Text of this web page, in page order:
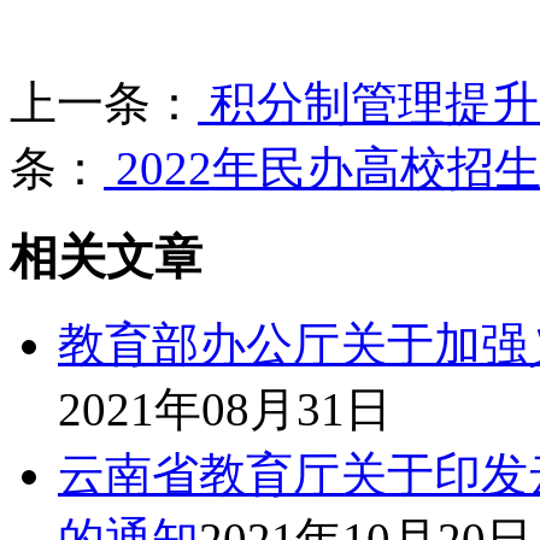
上一条：
积分制管理提
条：
2022年民办高校招
相关文章
教育部办公厅关于加
2021年08月31日
云南省教育厅关于印